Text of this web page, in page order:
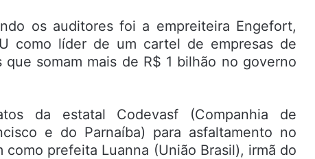
os auditores foi a empreiteira Engefort,
como líder de um cartel de empresas de
somam mais de R$ 1 bilhão no governo
da estatal Codevasf (Companhia de
e do Parnaíba) para asfaltamento no
prefeita Luanna (União Brasil), irmã do